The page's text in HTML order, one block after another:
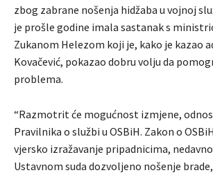
zbog zabrane nošenja hidžaba u vojnoj
je prošle godine imala sastanak s
Zukanom Helezom koji je, kako je kazao
Kovačević, pokazao dobru volju da
problema.
“Razmotrit će mogućnost izmjene,
Pravilnika o službi u OSBiH. Zakon o
vjersko izražavanje pripadnicima,
Ustavnom suda dozvoljeno nošenje